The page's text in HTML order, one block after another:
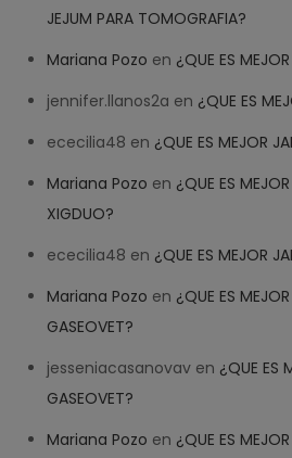
JEJUM PARA TOMOGRAFIA?
Mariana Pozo en ¿QUE ES
jennifer.llanos2a en ¿QUE ES
ececilia48 en ¿QUE ES MEJOR
Mariana Pozo en ¿QUE ES
XIGDUO?
ececilia48 en ¿QUE ES MEJOR
Mariana Pozo en ¿QUE ES
GASEOVET?
jesseniacasanovav en ¿QUE ES
GASEOVET?
Mariana Pozo en ¿QUE ES